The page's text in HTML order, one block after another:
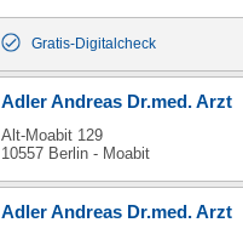
Gratis-Digitalcheck
Adler Andreas Dr.med. Arzt
Alt-Moabit 129
10557 Berlin - Moabit
Adler Andreas Dr.med. Arzt